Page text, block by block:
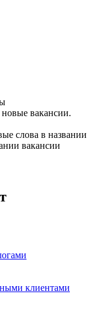
вакансии.
слова в названии
вакансии
клиентами